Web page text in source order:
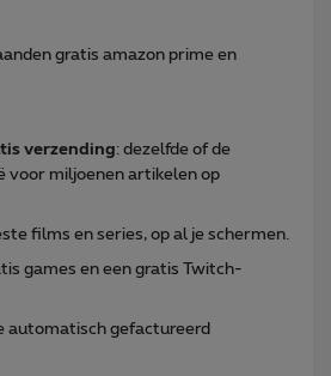
gratis amazon prime en
verzending: dezelfde of de
voor miljoenen artikelen op
films en series, op al je schermen.
games en een gratis Twitch-
automatisch gefactureerd